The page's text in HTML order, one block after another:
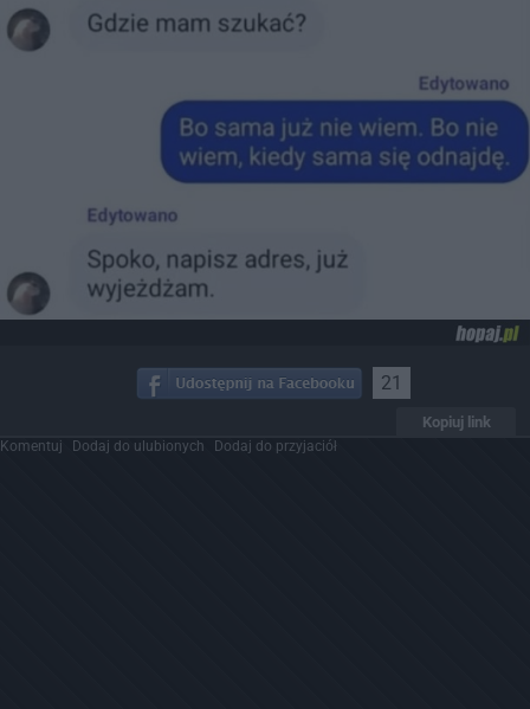
21
Kopiuj link
Komentuj Dodaj do ulubionych Dodaj do przyjaciół